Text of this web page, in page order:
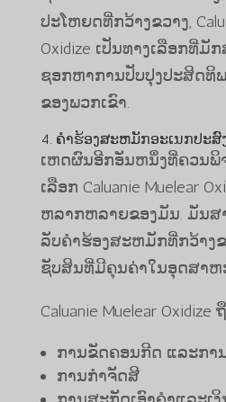
ປະໂຫຍດທີ່ກວ້າງຂວາງ,
Oxidize ເປັນທາງເລືອກທີ່
ຊອກຫາການປັບປຸງປະສິດທິ
ຂອງພວກເຂົາ.
4. ຄໍາຮ້ອງສະຫມັກອະເນກປະສົ
ເຫດຜົນອີກອັນຫນຶ່ງທີ່ຄວນພິ
ເລືອກ Caluanie Muelear
ຫລາກຫລາຍຂອງມັນ. ມັນສ
ລັບຄໍາຮ້ອງສະຫມັກທີ່ກວ້າງ
ຊັບສິນທີ່ມີຄຸນຄ່າໃນອຸດສາຫ
Caluanie Muelear
ການຂັດຄອນກີດ ແລະກາ
ການກໍາຈັດສີ